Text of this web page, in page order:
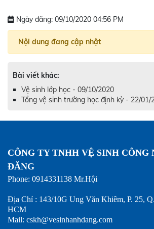
Ngày đăng: 09/10/2020 04:56 PM
Nội dung đang cập nhật
Bài viết khác:
Vệ sinh lớp học - 09/10/2020
Tổng vệ sinh trường học định kỳ - 22/01/
CÔNG TY TNHH VỆ SINH CÔNG
ĐĂNG
Phone:
Địa Chỉ : 143/10G Ung Văn Khiêm, P. 25,
HCM
Mail: